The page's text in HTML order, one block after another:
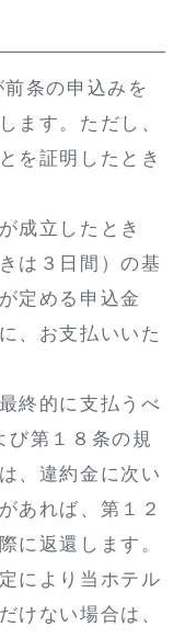
条の申込みを
ます。ただし、
を証明したとき
成立したとき
は３日間）の基
定める申込金
、お支払いいた
終的に支払うべ
び第１８条の規
、違約金に次い
あれば、第１２
に返還します。
により当ホテル
けない場合は、